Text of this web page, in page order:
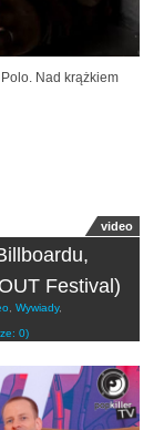
Nad krążkiem
video
Festival)
Wywiady,
0)